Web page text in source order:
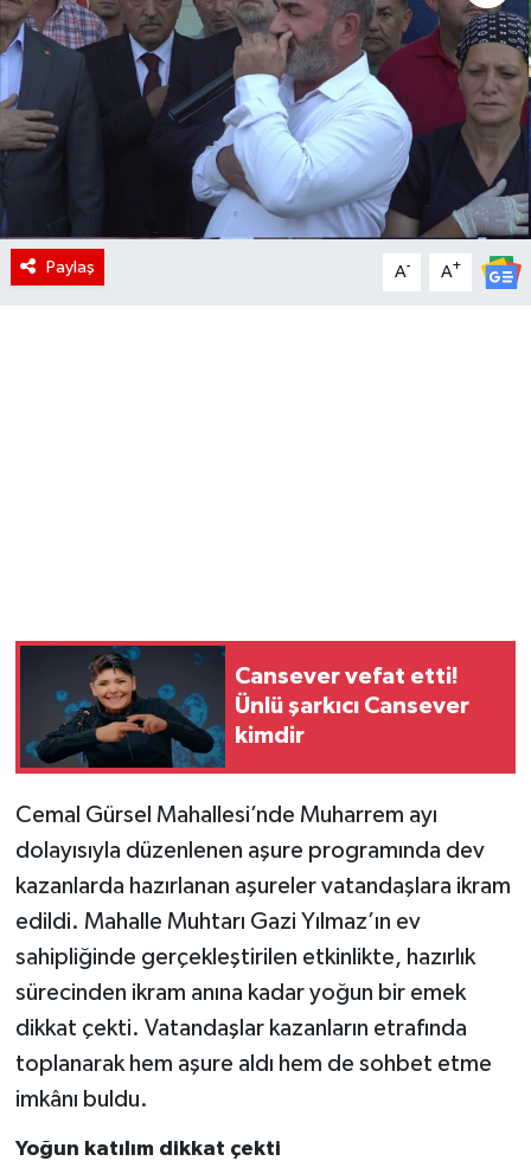
Paylaş A- A+
Cansever vefat etti!
Ünlü şarkıcı Cansever
kimdir
Cemal Gürsel Mahallesi’nde Muharrem ayı
dolayısıyla düzenlenen aşure programında dev
kazanlarda hazırlanan aşureler vatandaşlara ikram
edildi. Mahalle Muhtarı Gazi Yılmaz’ın ev
sahipliğinde gerçekleştirilen etkinlikte, hazırlık
sürecinden ikram anına kadar yoğun bir emek
dikkat çekti. Vatandaşlar kazanların etrafında
toplanarak hem aşure aldı hem de sohbet etme
imkânı buldu.
Yoğun katılım dikkat çekti